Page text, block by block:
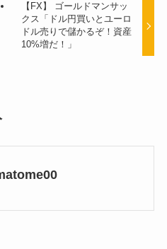
【FX】 ゴールドマンサッ
クス「ドル円買いとユーロ
ドル売りで儲かるぞ！資産
10%増だ！」